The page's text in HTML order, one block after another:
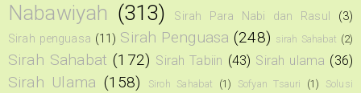
Nabawiyah (313) Sirah Para Nabi dan Rasul
(3)
Sirah penguasa (11) Sirah Penguasa (248) sirah Sahabat (2)
Sirah Sahabat (172) Sirah Tabiin (43) Sirah ulama (36)
Sirah Ulama (158) Siroh Sahabat (1) Sofyan Tsauri (1)
Solusi